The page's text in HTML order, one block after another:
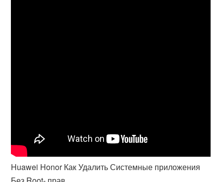
Huawei Honor Как Удалить Системные приложения